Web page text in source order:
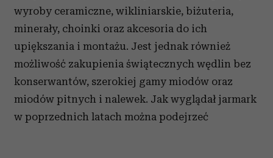
wyroby ceramiczne, wikliniarskie, biżuteria,
minerały, choinki oraz akcesoria do ich
upiększania i montażu. Jest jednak również
możliwość zakupienia świątecznych wędlin bez
konserwantów, szerokiej gamy miodów oraz
miodów pitnych i nalewek. Jak wyglądał jarmark
w poprzednich latach można podejrzeć